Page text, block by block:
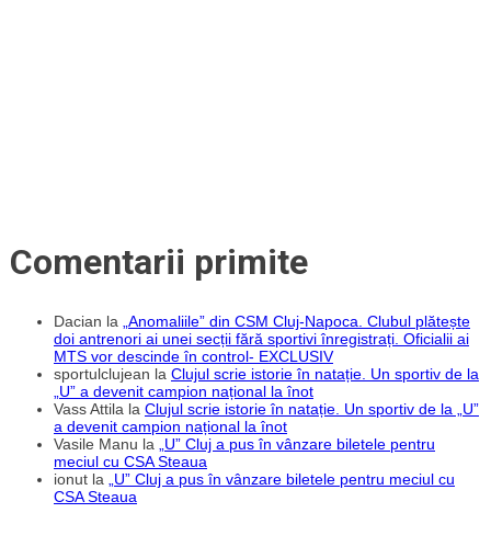
Comentarii primite
Dacian la
„Anomaliile” din CSM Cluj-Napoca. Clubul plătește
doi antrenori ai unei secții fără sportivi înregistrați. Oficialii ai
MTS vor descinde în control- EXCLUSIV
sportulclujean la Clujul scrie istorie în natație. Un sportiv de la
„U” a devenit campion național la înot
Vass Attila la Clujul scrie istorie în natație. Un sportiv de la „U”
a devenit campion național la înot
Vasile Manu la
„U” Cluj a pus în vânzare biletele pentru
meciul cu CSA Steaua
ionut la
„U” Cluj a pus în vânzare biletele pentru meciul cu
CSA Steaua